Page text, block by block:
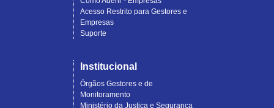
Acesso Restrito para Gestores e
Empresas
Suporte
Institucional
Órgãos Gestores e de
Monitoramento
Ministério da Justiça e Segurança